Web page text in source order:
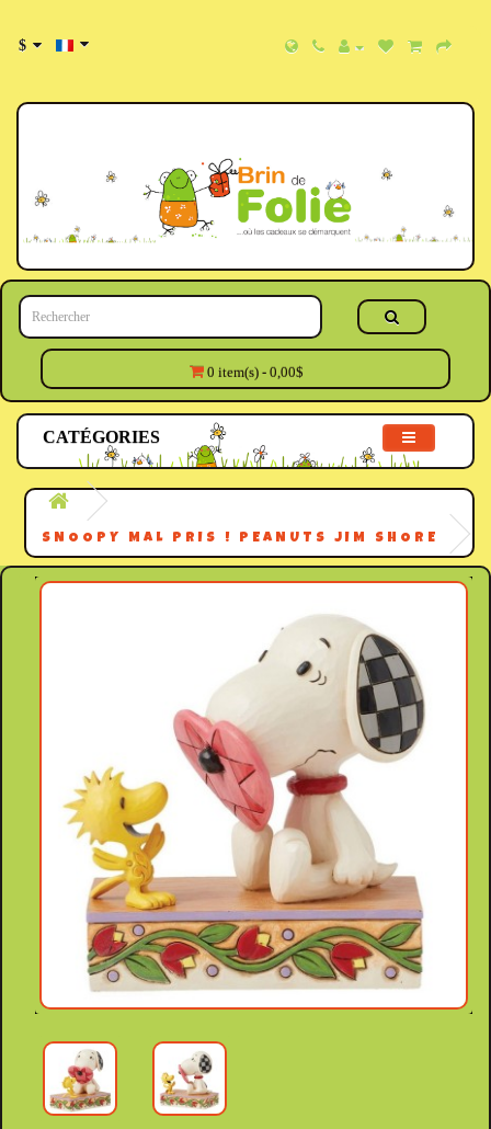
$
0 item(s) - 0,00$
CATÉGORIES
SNOOPY MAL PRIS ! PEANUTS JIM SHORE